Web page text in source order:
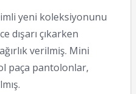
yeni koleksiyonunu
dışarı çıkarken
verilmiş. Mini
paça pantolonlar,